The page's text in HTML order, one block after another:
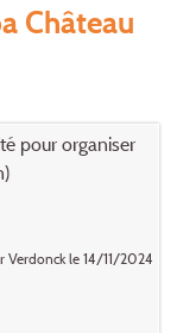
Château
pour organiser
Verdonck le 14/11/2024